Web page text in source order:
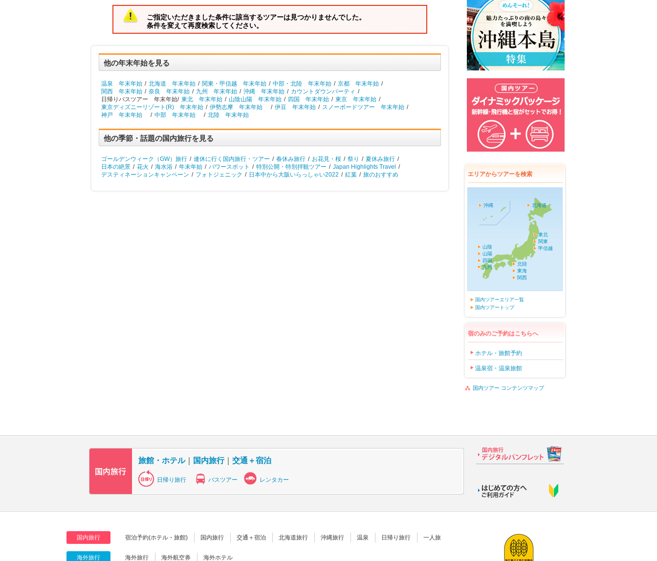
ご指定いただきました条件に該当するツアーは見つかりませんでした。
条件を変えて再度検索してください。
他の年末年始を見る
温泉 年末年始 / 北海道 年末年始 / 関東・甲信越 年末年始 / 中部・北陸 年末年始 / 京都 年末年始 /
関西 年末年始 / 奈良 年末年始 / 九州 年末年始 / 沖縄 年末年始 / カウントダウンパーティ /
日帰りバスツアー 年末年始/ 東北 年末年始 / 山陰山陽 年末年始 / 四国 年末年始 / 東京 年末年始 /
東京ディズニーリゾート(R) 年末年始 / 伊勢志摩 年末年始 / 伊豆 年末年始 / スノーボードツアー 年末年始 /
神戸 年末年始
/ 中部 年末年始 / 北陸 年末年始
他の季節・話題の国内旅行を見る
ゴールデンウィーク（GW）旅行 / 連休に行く国内旅行・ツアー / 春休み旅行 / お花見・桜 / 祭り / 夏休み旅行 /
日本の絶景 / 花火 / 海水浴 / 年末年始 / パワースポット / 特別公開・特別拝観ツアー / Japan Highlights Travel
/
デスティネーションキャンペーン / フォトジェニック / 日本中から大阪いらっしゃい2022 / 紅葉 / 旅のおすすめ エリアからツアーを検索
北海道
東北
関東
甲信越
北陸
東海
関西
山陰
山陽
四国
九州
沖縄
国内ツアーエリア一覧
国内ツアートップ
宿のみのご予約はこちらへ
ホテル・旅館予約
温泉宿・温泉旅館
国内ツアー コンテンツマップ
旅館・ホテル｜ 国内旅行｜ 交通＋宿泊
日帰り旅行 バスツアー レンタカー
国内旅行 宿泊予約(ホテル・旅館) 国内旅行 交通＋宿泊 北海道旅行 沖縄旅行 温泉 日帰り旅行 一人旅
海外旅行 海外旅行 海外航空券 海外ホテル